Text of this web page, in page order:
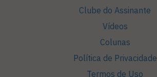
Clube do Assinante
Vídeos
Colunas
Política de Privacidade
Termos de Uso